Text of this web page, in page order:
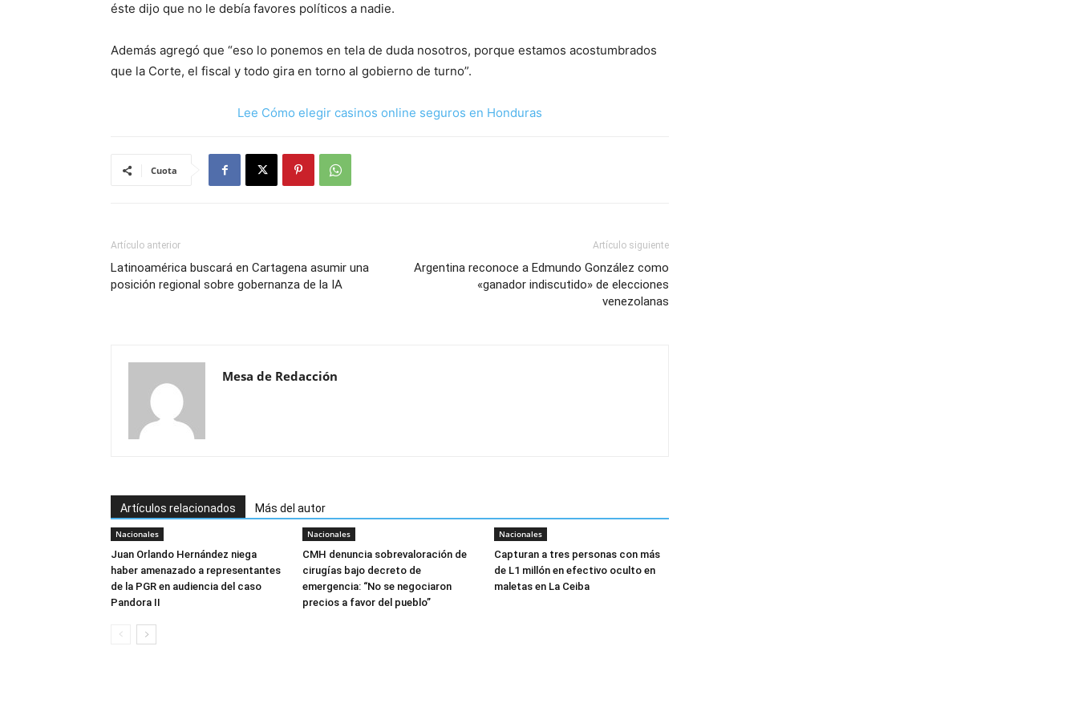
éste dijo que no le debía favores políticos a nadie.
Además agregó que “eso lo ponemos en tela de duda nosotros, porque estamos acostumbrados
que la Corte, el fiscal y todo gira en torno al gobierno de turno”.
Lee Cómo elegir casinos online seguros en Honduras
Cuota
Artículo anterior
Latinoamérica buscará en Cartagena asumir una
posición regional sobre gobernanza de la IA
Artículo siguiente
Argentina reconoce a Edmundo González como
«ganador indiscutido» de elecciones
venezolanas
Mesa de Redacción
Artículos relacionados Más del autor
Nacionales
Juan Orlando Hernández niega
haber amenazado a representantes
de la PGR en audiencia del caso
Pandora II
Nacionales
CMH denuncia sobrevaloración de
cirugías bajo decreto de
emergencia: “No se negociaron
precios a favor del pueblo”
Nacionales
Capturan a tres personas con más
de L1 millón en efectivo oculto en
maletas en La Ceiba